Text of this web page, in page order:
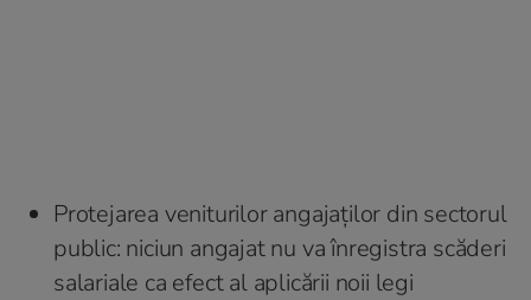
Protejarea veniturilor angajaților din sectorul
public: niciun angajat nu va înregistra scăderi
salariale ca efect al aplicării noii legi